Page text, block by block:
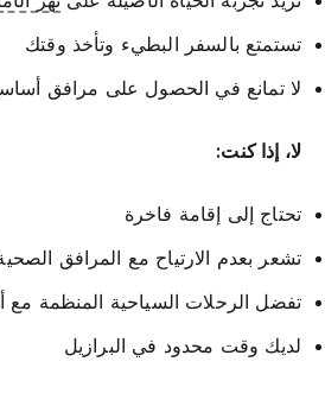
تستمتع بالسفر البطيء وتأخذ وقتك
لا تمانع في الحصول على مرافق
لا، إذا كنت:
تحتاج إلى إقامة فاخرة
تشعر بعدم الارتياح مع المرافق
تفضل الرحلات السياحية المنظمة
لديك وقت محدود في البرازيل